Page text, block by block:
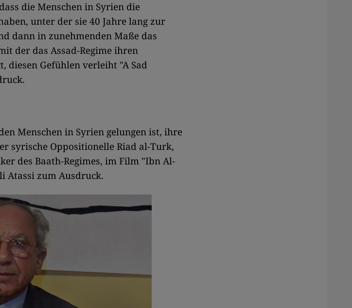
die Menschen in Syrien die
unter der sie 40 Jahre lang zur
dann in zunehmenden Maße das
der das Assad-Regime ihren
diesen Gefühlen verleiht "A Sad
Menschen in Syrien gelungen ist, ihre
syrische Oppositionelle Riad al-Turk,
des Baath-Regimes, im Film "Ibn Al-
Atassi zum Ausdruck.